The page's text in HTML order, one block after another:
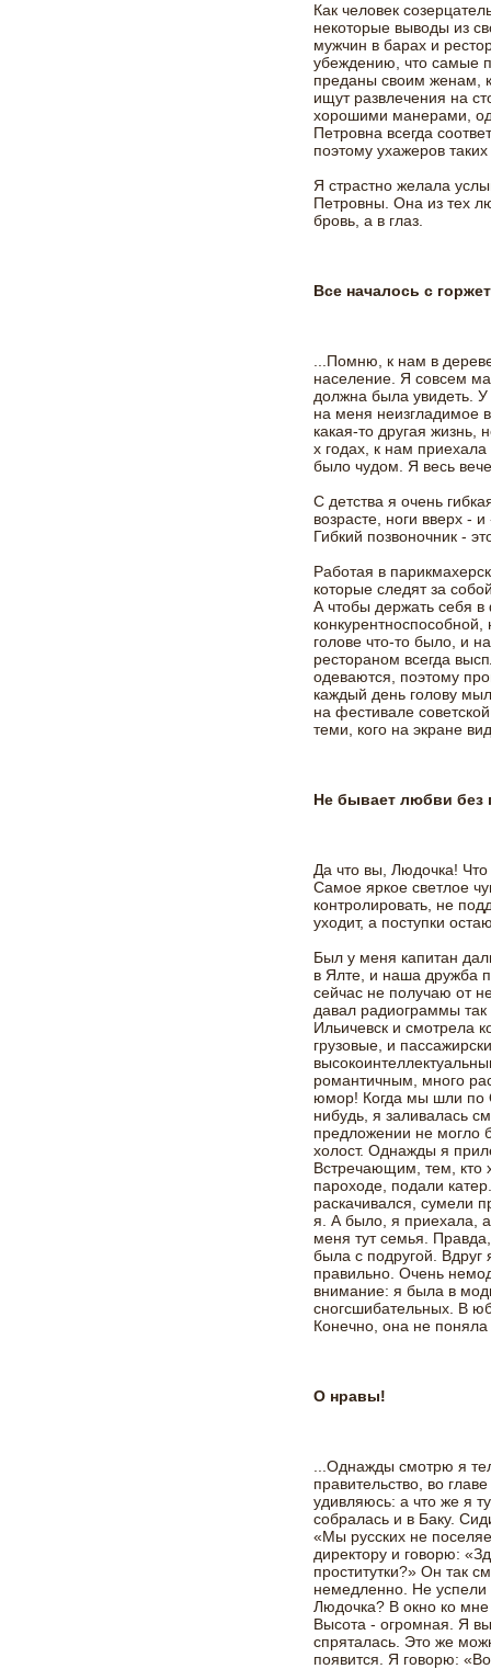
Как человек
некоторые выводы из
мужчин в барах и
убеждению, что самые
преданы своим женам,
ищут развлечения на
хорошими манерами,
Петровна всегда
поэтому ухажеров
Я страстно желала
Петровны. Она из тех
бровь, а в глаз.
Все началось с
...Помню, к нам в
население. Я совсем
должна была увидеть.
на меня неизгладимое
какая-то другая
х годах, к нам
было чудом. Я весь
С детства я очень
возрасте, ноги вверх -
Гибкий позвоночник -
Работая в
которые следят за
А чтобы держать себя
голове что-то было, и
рестораном всегда
одеваются, поэтому
каждый день голову
на фестивале
теми, кого на экране
Не бывает любви без
Да что вы, Людочка!
Самое яркое светлое
контролировать, не
уходит, а поступки
Был у меня капитан
в Ялте, и наша дружба
сейчас не получаю от
давал радиограммы
Ильичевск и смотрела
грузовые, и
романтичным, много
юмор! Когда мы шли по
нибудь, я заливалась
предложении не могло
холост. Однажды я
Встречающим, тем, кто
пароходе, подали
раскачивался, сумели
я. А было, я приехала,
меня тут семья.
была с подругой.
правильно. Очень
внимание: я была в
сногсшибательных. В
Конечно, она не
О нравы!
...Однажды смотрю я
правительство, во
удивляюсь: а что же я
собралась и в Баку.
«Мы русских не
директору и говорю:
проститутки?» Он так
немедленно. Не успели
Людочка? В окно ко
Высота - огромная. Я
спряталась. Это же
появится. Я говорю: